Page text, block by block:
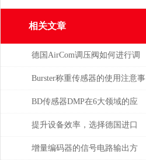
相关文章
德国AirCom调压阀如何进行调
压，一分钟了解！
Burster称重传感器的使用注意事
项
BD传感器DMP在6大领域的应
用分析
提升设备效率，选择德国进口
SPECK泵备件
增量编码器的信号电路输出方